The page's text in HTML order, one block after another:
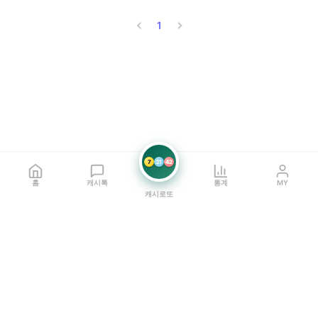
1
홈 캐시톡
7 21 42
캐시로또
통계 MY